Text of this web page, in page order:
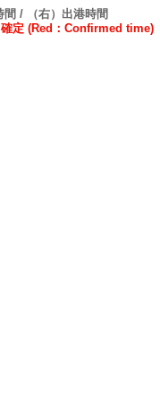
間 / （右）出港時間
定 (Red：Confirmed time)